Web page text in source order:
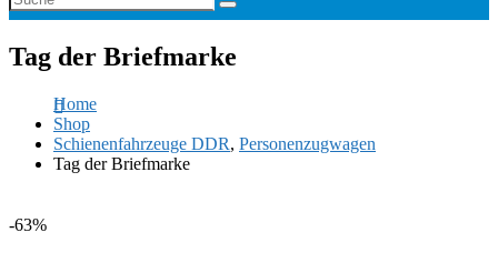
Tag der Briefmarke
Home
Shop
Schienenfahrzeuge DDR, Personenzugwagen
Tag der Briefmarke
-63%